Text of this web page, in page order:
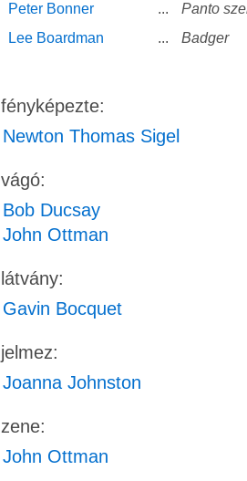
Peter Bonner
...
Panto
Lee Boardman
... Badger
fényképezte:
Newton Thomas Sigel
vágó:
Bob Ducsay
John Ottman
látvány:
Gavin Bocquet
jelmez:
Joanna Johnston
zene:
John Ottman